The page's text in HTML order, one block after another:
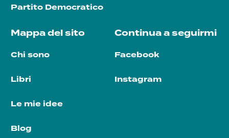
Partito Democratico
Mappa del sito
Chi sono
Libri
Le mie idee
Blog
Continua a seguirmi
Facebook
Instagram